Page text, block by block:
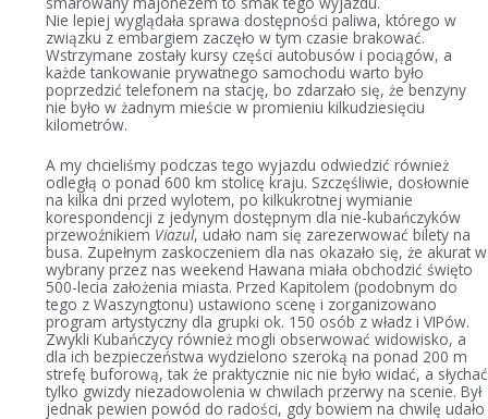
Nie lepiej wyglądała sprawa dostępności paliwa, którego w
związku z embargiem zaczęło w tym czasie brakować.
Wstrzymane zostały kursy części autobusów i pociągów, a
każde tankowanie prywatnego samochodu warto było
poprzedzić telefonem na stację, bo zdarzało się, że benzyny
nie było w żadnym mieście w promieniu kilkudziesięciu
kilometrów.
A my chcieliśmy podczas tego wyjazdu odwiedzić również
odległą o ponad 600 km stolicę kraju. Szczęśliwie, dosłownie
na kilka dni przed wylotem, po kilkukrotnej wymianie
korespondencji z jedynym dostępnym dla nie-kubańczyków
przewoźnikiem Viazul, udało nam się zarezerwować bilety na
busa. Zupełnym zaskoczeniem dla nas okazało się, że akurat w
wybrany przez nas weekend Hawana miała obchodzić święto
500-lecia założenia miasta. Przed Kapitolem (podobnym do
tego z Waszyngtonu) ustawiono scenę i zorganizowano
program artystyczny dla grupki ok. 150 osób z władz i VIPów.
Zwykli Kubańczycy również mogli obserwować widowisko, a
dla ich bezpieczeństwa wydzielono szeroką na ponad 200 m
strefę buforową, tak że praktycznie nic nie było widać, a słychać
tylko gwizdy niezadowolenia w chwilach przerwy na scenie. Był
jednak pewien powód do radości, gdy bowiem na chwilę udało